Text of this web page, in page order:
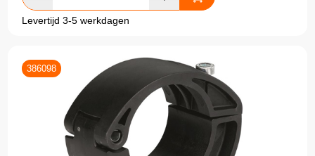
Levertijd 3-5 werkdagen
386098